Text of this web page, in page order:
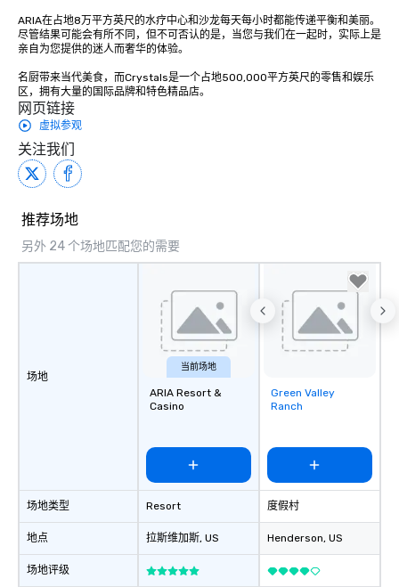
ARIA在占地8万平方英尺的水疗中心和沙龙每天每小时都能传递平衡和美丽。
尽管结果可能会有所不同，但不可否认的是，当您与我们在一起时，实际上是
亲自为您提供的迷人而奢华的体验。
名厨带来当代美食，而Crystals是一个占地500,000平方英尺的零售和娱乐
区，拥有大量的国际品牌和特色精品店。
网页链接
虚拟参观
关注我们
推荐场地
另外 24 个场地匹配您的需要
场地
场地类型
地点
场地评级
当前场地
ARIA Resort &
Casino
Resort
拉斯维加斯, US
Removed from
favorites
Green Valley
Ranch
度假村
Henderson, US